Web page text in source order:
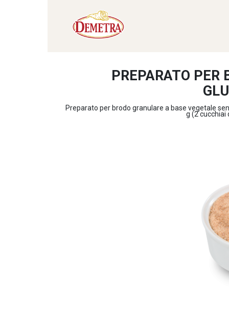
PREPARATO PER
Preparato per brodo granulare a base vegetale
g (2 cucchiai